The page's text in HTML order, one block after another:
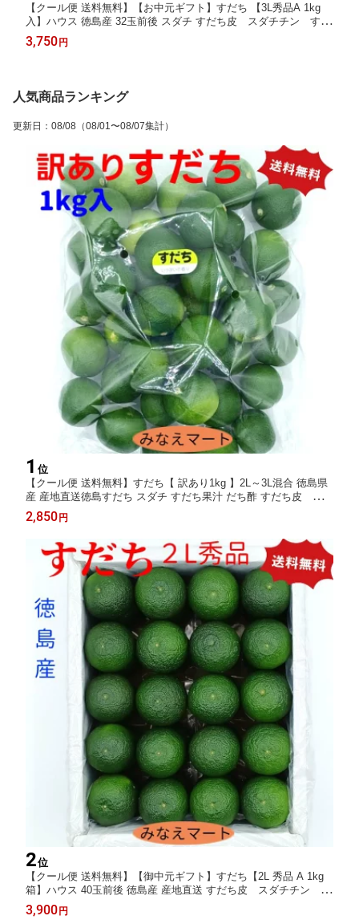
【クール便 送料無料】【お中元ギフト】すだち 【3L秀品A 1kg
入】ハウス 徳島産 32玉前後 スダチ すだち皮 スダチチン すだ
ち酢 すだち果汁 みなえマート 特選品【北海道,沖縄便は送料別途
900円】
3,750円
人気商品ランキング
更新日 ： 08/08 （08/01〜08/07集計）
1 位
【クール便 送料無料】すだち【 訳あり1kg 】2L～3L混合 徳島県
産 産地直送徳島すだち スダチ すだち果汁 だち酢 すだち皮 スダ
チチン お刺身 焼き魚 すだちラッシー すだち酒 みなえマート 特
選品【北海道,沖縄便は＋900円送料】
2,850円
2位
【クール便 送料無料】【御中元ギフト】すだち【2L 秀品 A 1kg
箱】ハウス 40玉前後 徳島産 産地直送 すだち皮 スダチチン す
だち酢/ すだち果汁/柑橘/スダチ みなえマート 特選品【北海道,沖
縄は送料別途900円】
3,900円